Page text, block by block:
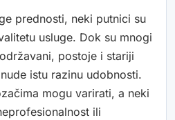
prednosti, neki putnici su
usluge. Dok su mnogi
postoje i stariji
istu razinu udobnosti.
mogu varirati, a neki
ili